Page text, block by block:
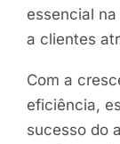
essencial
a clientes
Com a
eficiência,
sucesso do